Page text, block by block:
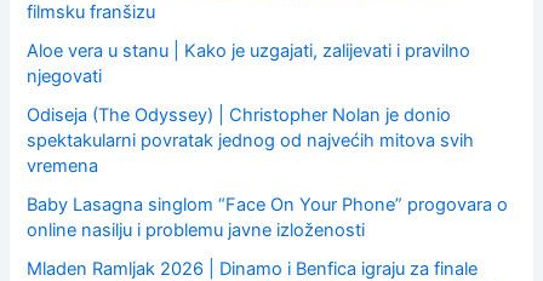
filmsku franšizu
Aloe vera u stanu | Kako je uzgajati, zalijevati i pravilno
njegovati
Odiseja (The Odyssey) | Christopher Nolan je donio
spektakularni povratak jednog od najvećih mitova svih
vremena
Baby Lasagna singlom “Face On Your Phone” progovara o
online nasilju i problemu javne izloženosti
Mladen Ramljak 2026 | Dinamo i Benfica igraju za finale